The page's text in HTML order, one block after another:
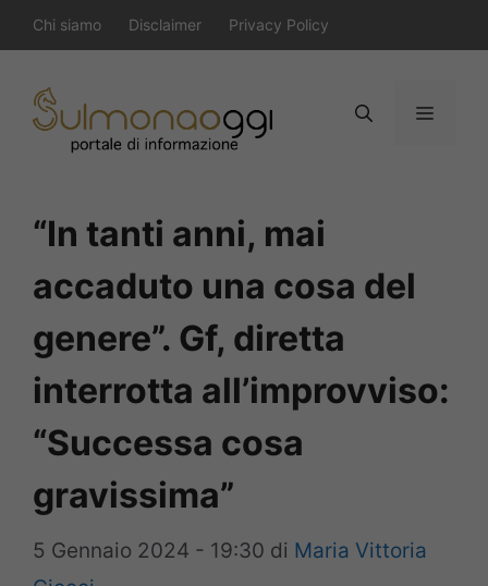
al
contenuto
Chi siamo Disclaimer Privacy Policy
Menu
“In tanti anni, mai
accaduto una cosa del
genere”. Gf, diretta
interrotta all’improvviso:
“Successa cosa
gravissima”
5 Gennaio 2024 - 19:30 di Maria Vittoria